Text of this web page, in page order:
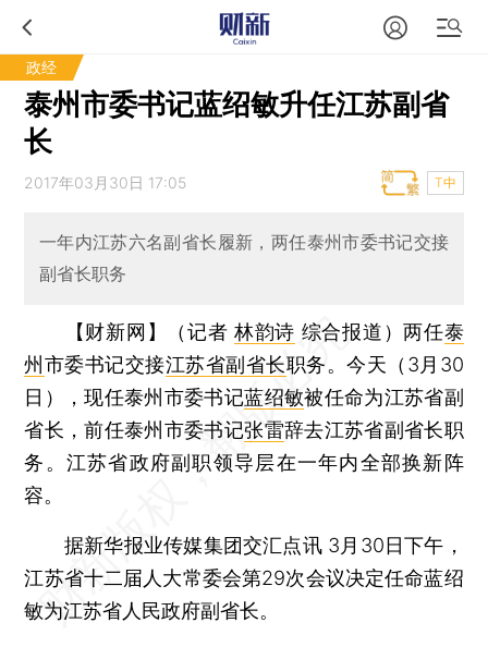
政经
泰州市委书记蓝绍敏升任江苏副省
长
2017年03月30日 17:05 T中
一年内江苏六名副省长履新，两任泰州市委书记交接
副省长职务
【财新网】（记者林韵诗 综合报道）两任泰
州 市委书记交接江苏省副省长职务。今天（3月30
日），现任泰州市委书记蓝绍敏被任命为江苏省副
省长，前任泰州市委书记张雷辞去江苏省副省长职
务。江苏省政府副职领导层在一年内全部换新阵
容。
据新华报业传媒集团交汇点讯 3月30日下午，
江苏省十二届人大常委会第29次会议决定任命蓝绍
敏为江苏省人民政府副省长。